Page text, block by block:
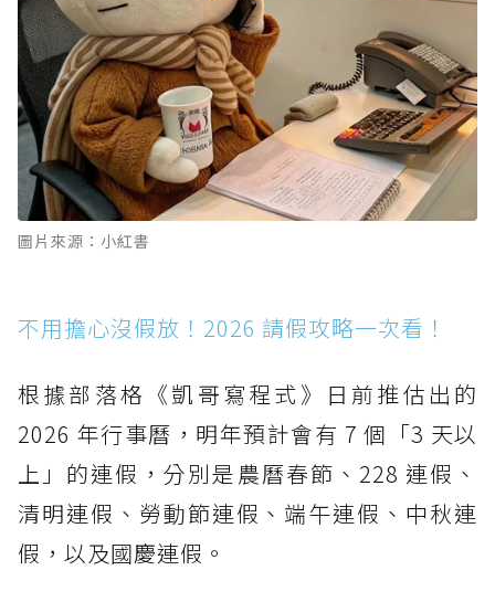
圖片來源：小紅書
不用擔心沒假放！2026 請假攻略一次看！
根據部落格《凱哥寫程式》日前推估出的
2026 年行事曆，明年預計會有 7 個「3 天以
上」的連假，分別是農曆春節、228 連假、
清明連假、勞動節連假、端午連假、中秋連
假，以及國慶連假。